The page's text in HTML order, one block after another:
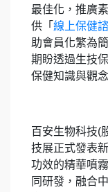
最佳化，推廣
供「 線上保健
助會員化繁為
期盼透過生技
保健知識與觀
百安生物科技(
技展正式發表
功效的精華噴
同研發，融合